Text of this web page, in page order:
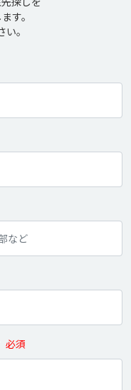
す。
。
必須